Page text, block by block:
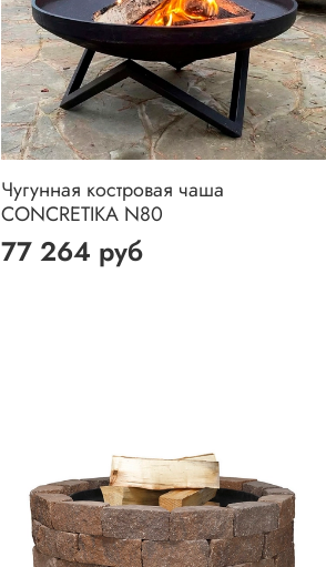
Чугунная костровая чаша
CONCRETIKA N80
77 264 руб